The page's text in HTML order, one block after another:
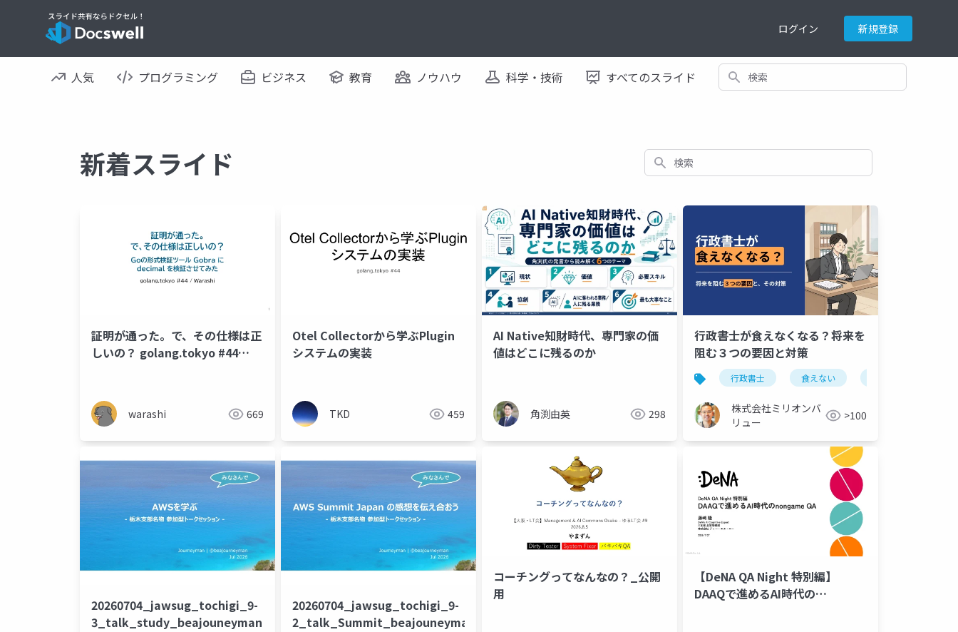
ログイン 新規登録
人気 プログラミング ビジネス 教育 ノウハウ 科学・技術 すべてのスライド 検索
新着スライド 検索
証明が通った。で、その仕様は正
しいの？ golang.tokyo #44
warashi 669
Otel Collectorから学ぶPlugin
システムの実装
TKD 459
AI Native知財時代、専門家の価
値はどこに残るのか
角渕由英 298
行政書士が食えなくなる？将来を
阻む３つの要因と対策
行政書士 食えない
株式会社ミリオンバ
リュー
>100
20260704_jawsug_tochigi_9-
3_talk_study_beajouneyman
20260704_jawsug_tochigi_9-
2_talk_Summit_beajouneyman
コーチングってなんなの？_公開
用
【DeNA QA Night 特別編】
DAAQで進めるAI時代の